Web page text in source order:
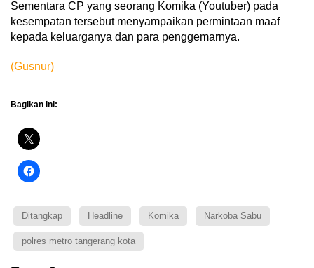
Sementara CP yang seorang Komika (Youtuber) pada
kesempatan tersebut menyampaikan permintaan maaf
kepada keluarganya dan para penggemarnya.
(Gusnur)
Bagikan ini:
Ditangkap Headline Komika Narkoba Sabu
polres metro tangerang kota